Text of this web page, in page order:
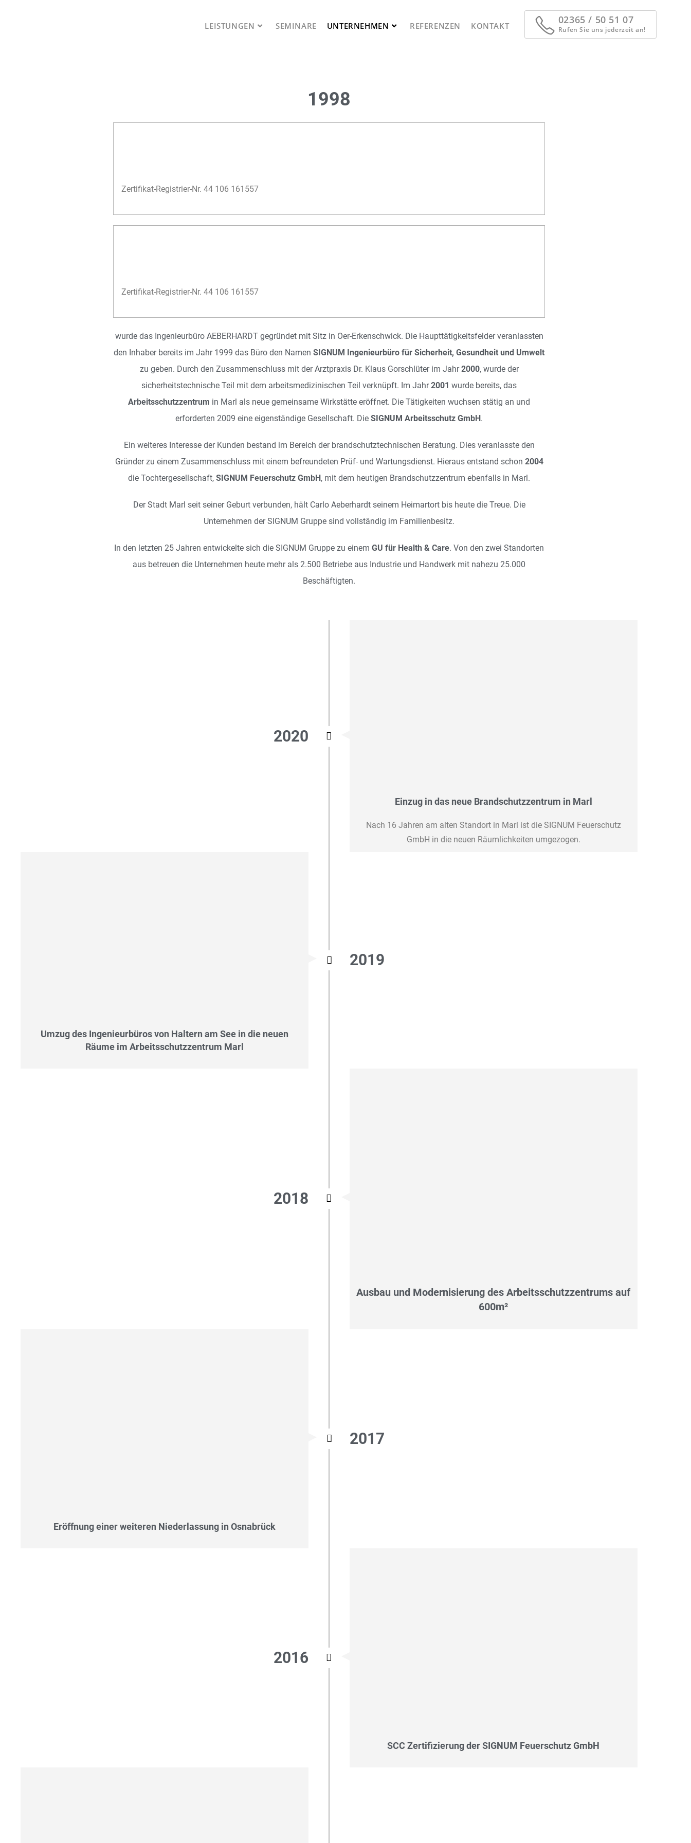
LEISTUNGEN SEMINARE UNTERNEHMEN REFERENZEN KONTAKT 02365 / 50 51 07
Rufen Sie uns jederzeit an!
1998
Zertifikat-Registrier-Nr. 44 106 161557
Zertifikat-Registrier-Nr. 44 106 161557
wurde das Ingenieurbüro AEBERHARDT gegründet mit Sitz in Oer-Erkenschwick. Die Haupttätigkeitsfelder veranlassten
den Inhaber bereits im Jahr 1999 das Büro den Namen SIGNUM Ingenieurbüro für Sicherheit, Gesundheit und Umwelt
zu geben. Durch den Zusammenschluss mit der Arztpraxis Dr. Klaus Gorschlüter im Jahr2000, wurde der
sicherheitstechnische Teil mit dem arbeitsmedizinischen Teil verknüpft. Im Jahr2001 wurde bereits, das
Arbeitsschutzzentrum in Marl als neue gemeinsame Wirkstätte eröffnet. Die Tätigkeiten wuchsen stätig an und
erforderten 2009 eine eigenständige Gesellschaft. Die SIGNUM Arbeitsschutz GmbH.
Ein weiteres Interesse der Kunden bestand im Bereich der brandschutztechnischen Beratung. Dies veranlasste den
Gründer zu einem Zusammenschluss mit einem befreundeten Prüf- und Wartungsdienst. Hieraus entstand schon 2004
die Tochtergesellschaft, SIGNUM Feuerschutz GmbH, mit dem heutigen Brandschutzzentrum ebenfalls in Marl.
Der Stadt Marl seit seiner Geburt verbunden, hält Carlo Aeberhardt seinem Heimartort bis heute die Treue. Die
Unternehmen der SIGNUM Gruppe sind vollständig im Familienbesitz.
In den letzten 25 Jahren entwickelte sich die SIGNUM Gruppe zu einem GU für Health & Care. Von den zwei Standorten
aus betreuen die Unternehmen heute mehr als 2.500 Betriebe aus Industrie und Handwerk mit nahezu 25.000
Beschäftigten.
2020
Einzug in das neue Brandschutzzentrum in Marl
Nach 16 Jahren am alten Standort in Marl ist die SIGNUM Feuerschutz
GmbH in die neuen Räumlichkeiten umgezogen.
2019
Umzug des Ingenieurbüros von Haltern am See in die neuen
Räume im Arbeitsschutzzentrum Marl
2018
Ausbau und Modernisierung des Arbeitsschutzzentrums auf
600m²
2017
Eröffnung einer weiteren Niederlassung in Osnabrück
2016
SCC Zertifizierung der SIGNUM Feuerschutz GmbH